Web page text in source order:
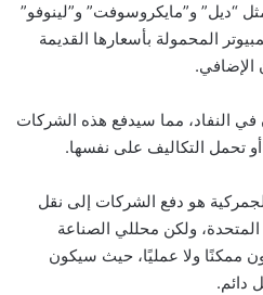
“ديل” و”مايكروسوفت” و”لينوفو”
المحمولة بأسعارها القديمة
الإضافي.
في النفاد، مما سيدفع هذه الشركات
تحمل التكاليف على نفسها.
هو دفع الشركات إلى نقل
المتحدة، ولكن محللي الصناعة
ممكنًا ولا عمليًا، حيث سيكون
دائم.